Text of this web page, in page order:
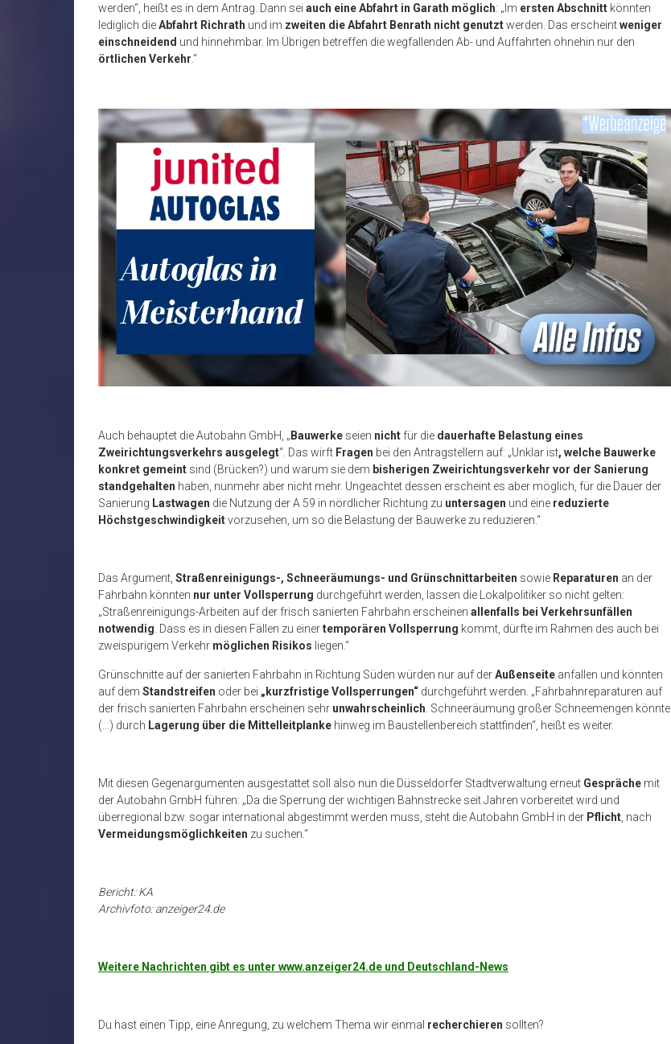
werden“, heißt es in dem Antrag. Dann sei auch eine Abfahrt in Garath möglich: „Im ersten Abschnitt könnten
lediglich dieAbfahrt Richrath und im zweiten die Abfahrt Benrath nicht genutztwerden. Das erscheintweniger
einschneidend und hinnehmbar. Im Übrigen betreffen die wegfallenden Ab- und Auffahrten ohnehin nur den
örtlichen Verkehr .“
Auch behauptet die Autobahn GmbH, „ Bauwerke seien nicht für die dauerhafte Belastung eines
Zweirichtungsverkehrs ausgelegt“. Das wirft Fragen bei den Antragstellern auf: „Unklar ist, welche Bauwerke
konkret gemeint sind (Brücken?) und warum sie dem bisherigen Zweirichtungsverkehr vor der Sanierung
standgehalten haben, nunmehr aber nicht mehr. Ungeachtet dessen erscheint es aber möglich, für die Dauer der
Sanierung Lastwagen die Nutzung der A 59 in nördlicher Richtung zu untersagen und eine reduzierte
Höchstgeschwindigkeitvorzusehen, um so die Belastung der Bauwerke zu reduzieren.“
Das Argument, Straßenreinigungs-, Schneeräumungs- und Grünschnittarbeiten sowie Reparaturen an der
Fahrbahn könnten nur unter Vollsperrung durchgeführt werden, lassen die Lokalpolitiker so nicht gelten:
„Straßenreinigungs-Arbeiten auf der frisch sanierten Fahrbahn erscheinen allenfalls bei Verkehrsunfällen
notwendig . Dass es in diesen Fällen zu einertemporären Vollsperrung kommt, dürfte im Rahmen des auch bei
zweispurigem Verkehr möglichen Risikos liegen.“
Grünschnitte auf der sanierten Fahrbahn in Richtung Süden würden nur auf derAußenseite anfallen und könnten
auf dem Standstreifen oder bei „kurzfristige Vollsperrungen“ durchgeführt werden. „Fahrbahnreparaturen auf
der frisch sanierten Fahrbahn erscheinen sehr unwahrscheinlich . Schneeräumung großer Schneemengen könnte
(…) durch Lagerung über die Mittelleitplanke hinweg im Baustellenbereich stattfinden“, heißt es weiter.
Mit diesen Gegenargumenten ausgestattet soll also nun die Düsseldorfer Stadtverwaltung erneut Gespräche mit
der Autobahn GmbH führen: „Da die Sperrung der wichtigen Bahnstrecke seit Jahren vorbereitet wird und
überregional bzw. sogar international abgestimmt werden muss, steht die Autobahn GmbH in der Pflicht , nach
Vermeidungsmöglichkeiten zu suchen.“
Bericht: KA
Archivfoto: anzeiger24.de
Weitere Nachrichten gibt es unter www.anzeiger24.de und Deutschland-News
Du hast einen Tipp, eine Anregung, zu welchem Thema wir einmal recherchieren sollten?